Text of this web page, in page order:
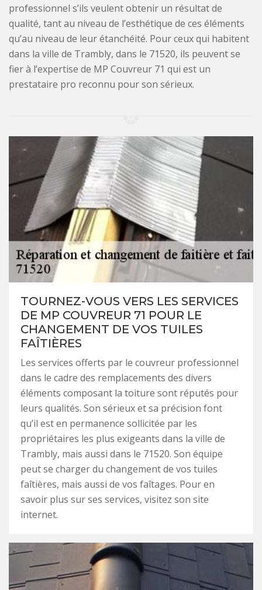
professionnel s’ils veulent obtenir un résultat de
qualité, tant au niveau de l’esthétique de ces éléments
qu’au niveau de leur étanchéité. Pour ceux qui habitent
dans la ville de Trambly, dans le 71520, ils peuvent se
fier à l’expertise de MP Couvreur 71 qui est un
prestataire pro reconnu pour son sérieux.
TOURNEZ-VOUS VERS LES SERVICES
DE MP COUVREUR 71 POUR LE
CHANGEMENT DE VOS TUILES
FAÎTIÈRES
Les services offerts par le couvreur professionnel
dans le cadre des remplacements des divers
éléments composant la toiture sont réputés pour
leurs qualités. Son sérieux et sa précision font
qu’il est en permanence sollicitée par les
propriétaires les plus exigeants dans la ville de
Trambly, mais aussi dans le 71520. Son équipe
peut se charger du changement de vos tuiles
faîtières, mais aussi de vos faîtages. Pour en
savoir plus sur ses services, visitez son site
internet.